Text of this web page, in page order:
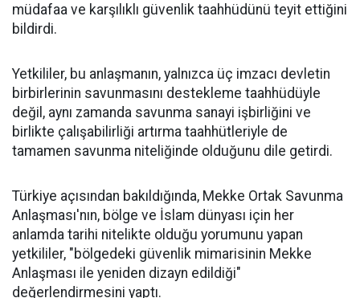
müdafaa ve karşılıklı güvenlik taahhüdünü teyit ettiğini
bildirdi.
Yetkililer, bu anlaşmanın, yalnızca üç imzacı devletin
birbirlerinin savunmasını destekleme taahhüdüyle
değil, aynı zamanda savunma sanayi işbirliğini ve
birlikte çalışabilirliği artırma taahhütleriyle de
tamamen savunma niteliğinde olduğunu dile getirdi.
Türkiye açısından bakıldığında, Mekke Ortak Savunma
Anlaşması'nın, bölge ve İslam dünyası için her
anlamda tarihi nitelikte olduğu yorumunu yapan
yetkililer, "bölgedeki güvenlik mimarisinin Mekke
Anlaşması ile yeniden dizayn edildiği"
değerlendirmesini yaptı.